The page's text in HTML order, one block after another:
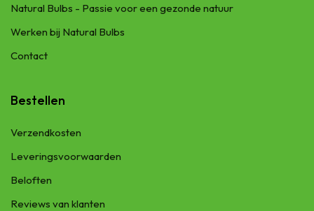
Natural Bulbs - Passie voor een gezonde natuur
Werken bij Natural Bulbs
Contact
Bestellen
Verzendkosten
Leveringsvoorwaarden
Beloften
Reviews van klanten